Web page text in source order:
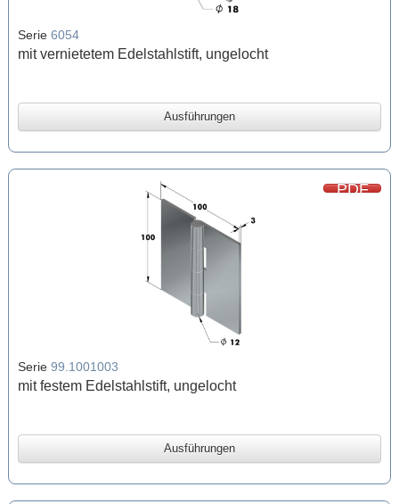
Serie 6054
mit vernietetem Edelstahlstift, ungelocht
Ausführungen
PDF
Serie 99.1001003
mit festem Edelstahlstift, ungelocht
Ausführungen